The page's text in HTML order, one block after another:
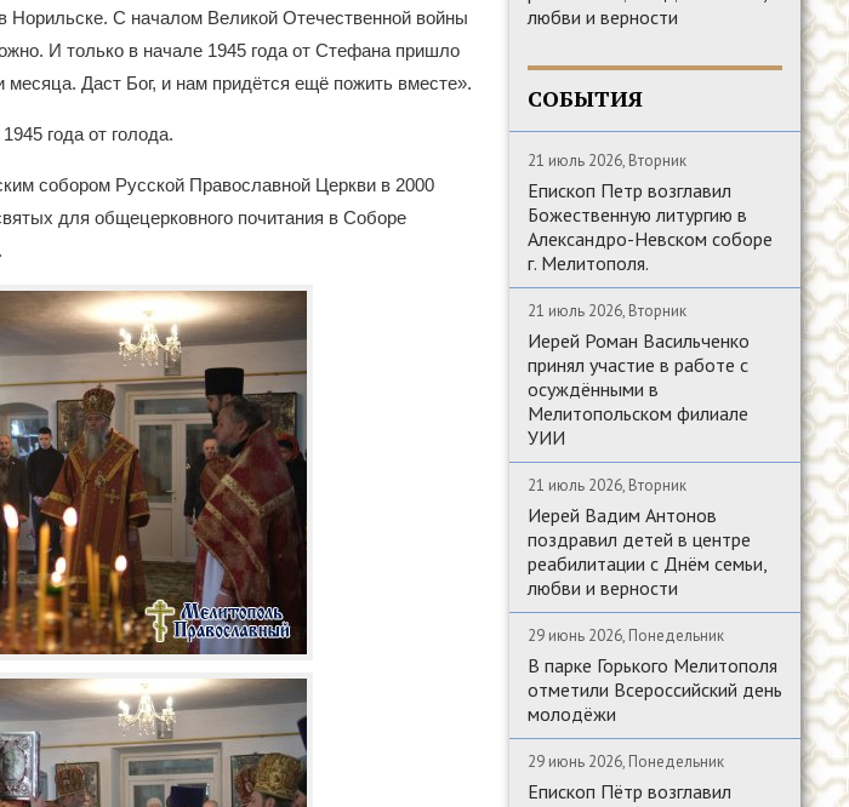
Норильске. С началом Великой Отечественной войны
И только в начале 1945 года от Стефана пришло
месяца. Даст Бог, и нам придётся ещё пожить вместе».
года от голода.
собором Русской Православной Церкви в 2000
для общецерковного почитания в Соборе
любви и верности
СОБЫТИЯ
21 июль 2026, Вторник
Епископ Петр возглавил
Божественную литургию в
Александро-Невском соборе
г. Мелитополя.
21 июль 2026, Вторник
Иерей Роман Васильченко
принял участие в работе с
осуждёнными в
Мелитопольском филиале
УИИ
21 июль 2026, Вторник
Иерей Вадим Антонов
поздравил детей в центре
реабилитации с Днём семьи,
любви и верности
29 июнь 2026, Понедельник
В парке Горького Мелитополя
отметили Всероссийский день
молодёжи
29 июнь 2026, Понедельник
Епископ Пётр возглавил